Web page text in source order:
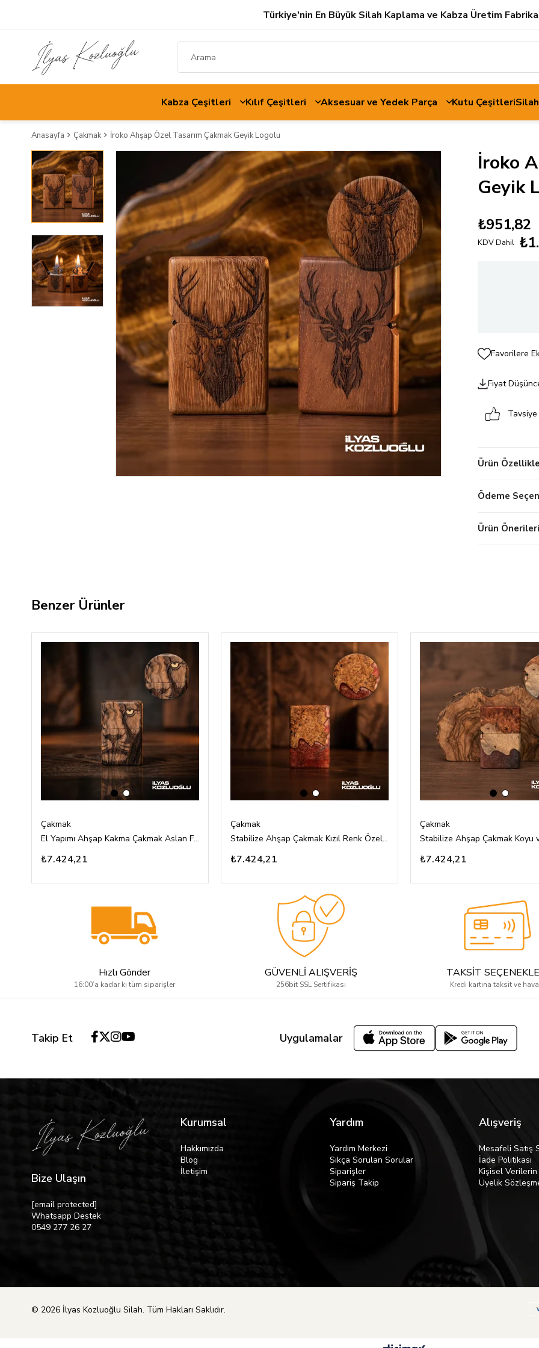
Türkiye'nin En Büyük Silah Kaplama ve Kabza Üretim
Kabza Çeşitleri Kılıf Çeşitleri Aksesuar ve Yedek Parça Kutu Çeşitleri
Anasayfa Çakmak İroko Ahşap Özel Tasarım Çakmak Geyik Logolu
İroko
Geyik
₺951,82
KDV Dahil
Favorilere
Fiyat
Ürün
Ödeme
Ürün Önerileri
Benzer Ürünler
Çakmak
El Yapımı Ahşap Kakma Çakmak Aslan Figürlü Özel Tasarım
₺7.424,21
Çakmak
Stabilize Ahşap Çakmak Kızıl Renk Özel Tasarım
₺7.424,21
Çakmak
₺7.424,21
Hızlı Gönder
16:00’a kadar ki tüm siparişler
GÜVENLİ ALIŞVERİŞ
256bit SSL Sertifikası
TAKSİT
Kredi kartına taksit ve
Takip Et Uygulamalar
Bize Ulaşın
[email protected]
Whatsapp Destek
0549 277 26 27
Kurumsal
Hakkımızda
Blog
İletişim
Yardım
Yardım Merkezi
Sıkça Sorulan Sorular
Siparişler
Sipariş Takip
Alışveriş
Mesafeli Satış
İade Politikası
Kişisel Verilerin
Üyelik
© 2026 İlyas Kozluoğlu Silah. Tüm Hakları Saklıdır.